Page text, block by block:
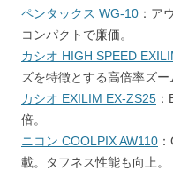
ペンタックス WG-10 ：ア
コンパクトで廉価。
カシオ HIGH SPEED
ズを特徴とする高倍率ズー
カシオ EXILIM EX-ZS25
倍。
ニコン COOLPIX AW110
載。タフネス性能も向上。